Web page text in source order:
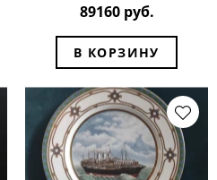
89160 руб.
В КОРЗИНУ